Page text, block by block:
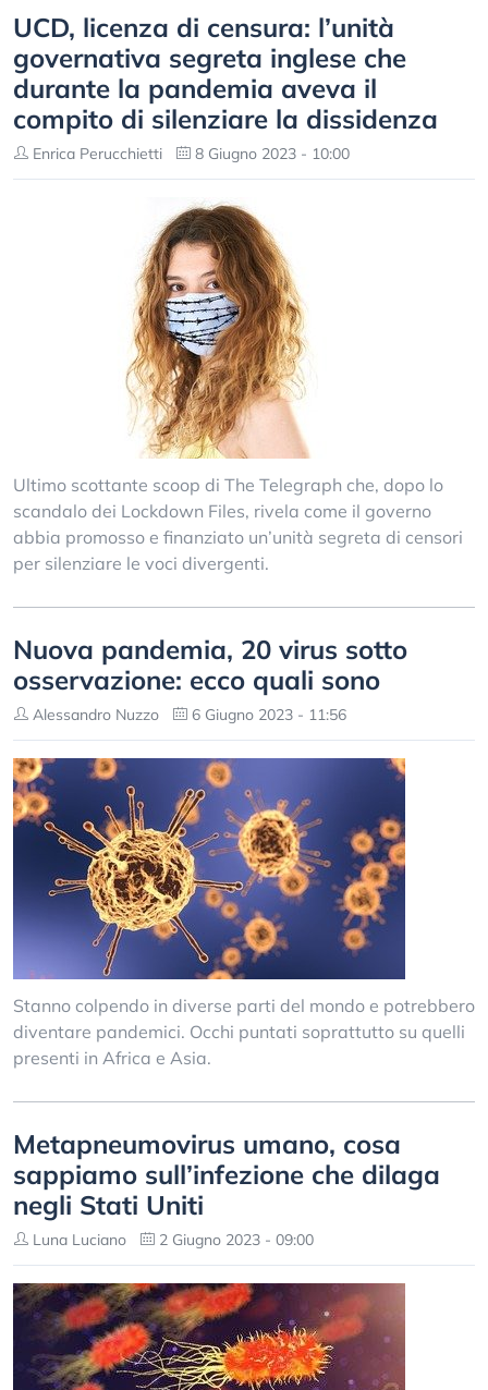
UCD, licenza di censura: l’unità
governativa segreta inglese che
durante la pandemia aveva il
compito di silenziare la dissidenza
Enrica Perucchietti 8 Giugno 2023 - 10:00
Ultimo scottante scoop di The Telegraph che, dopo lo
scandalo dei Lockdown Files, rivela come il governo
abbia promosso e finanziato un’unità segreta di censori
per silenziare le voci divergenti.
Nuova pandemia, 20 virus sotto
osservazione: ecco quali sono
Alessandro Nuzzo 6 Giugno 2023 - 11:56
Stanno colpendo in diverse parti del mondo e potrebbero
diventare pandemici. Occhi puntati soprattutto su quelli
presenti in Africa e Asia.
Metapneumovirus umano, cosa
sappiamo sull’infezione che dilaga
negli Stati Uniti
Luna Luciano 2 Giugno 2023 - 09:00